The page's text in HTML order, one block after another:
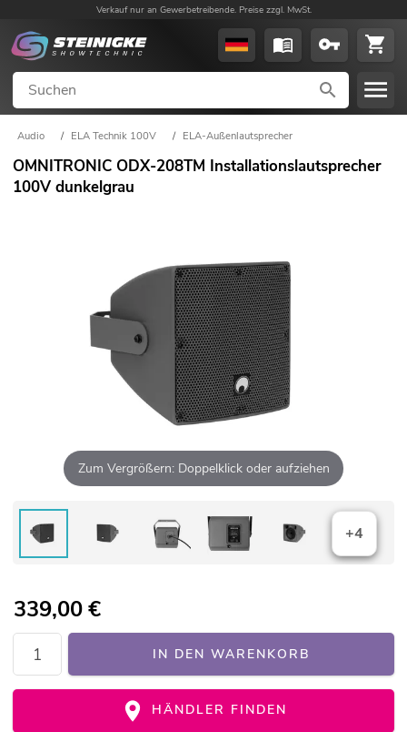
Verkauf nur an Gewerbetreibende. Preise zzgl. MwSt.
Audio / ELA Technik 100V / ELA-Außenlautsprecher
OMNITRONIC ODX-208TM Installationslautsprecher
100V dunkelgrau
Zum Vergrößern: Doppelklick oder aufziehen
+4
339,00€
IN DEN WARENKORB
HÄNDLER FINDEN